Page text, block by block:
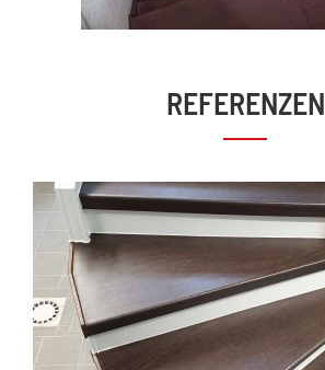
REFERENZEN